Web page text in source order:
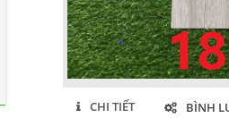
CHI TIẾT BÌNH